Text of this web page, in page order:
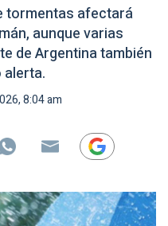
tormentas afectará
aunque varias
de Argentina también
alerta.
8:04 am